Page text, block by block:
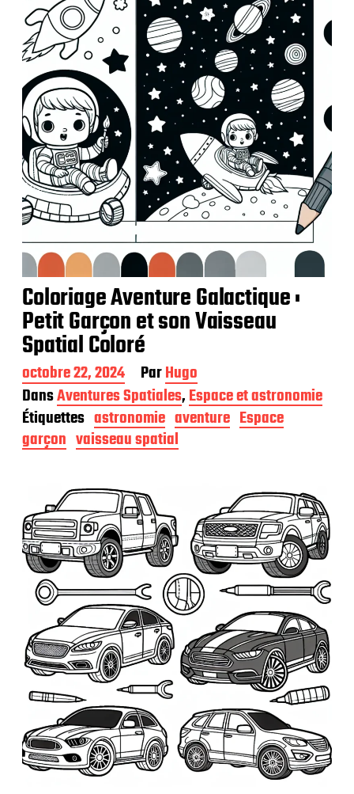
Coloriage Aventure Galactique :
Petit Garçon et son Vaisseau
Spatial Coloré
D
a
t
e
d
e
l
i
c
a
octobre 22, 2024 ParHugo
DansAventures Spatiales,Espace et astronomie
Étiquettes astronomie aventure Espace
garçon vaisseau spatial